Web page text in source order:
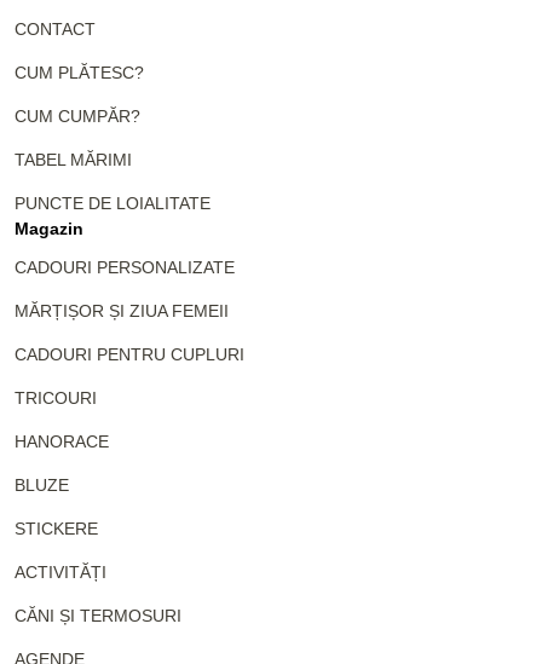
CONTACT
CUM PLĂTESC?
CUM CUMPĂR?
TABEL MĂRIMI
PUNCTE DE LOIALITATE
Magazin
CADOURI PERSONALIZATE
MĂRȚIȘOR ȘI ZIUA FEMEII
CADOURI PENTRU CUPLURI
TRICOURI
HANORACE
BLUZE
STICKERE
ACTIVITĂȚI
CĂNI ȘI TERMOSURI
AGENDE